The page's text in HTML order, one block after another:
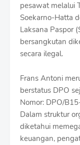
pesawat melalui
Soekarno-Hatta
Laksana Paspor
bersangkutan
secara ilegal.
Frans Antoni
berstatus DPO
Nomor: DPO/
Dalam struktur
diketahui
keuangan,
f
f
T
e
p
a
t
e
s